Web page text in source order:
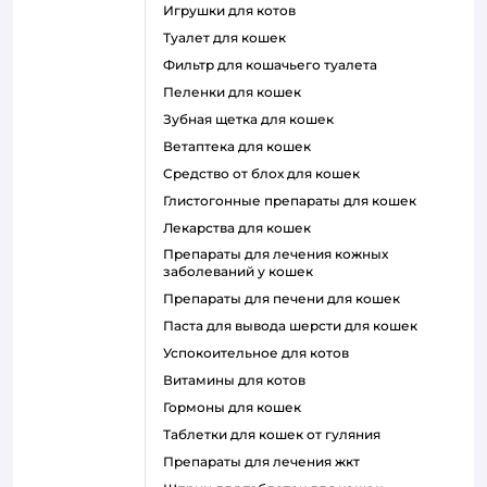
игрушки для котов
туалет для кошек
фильтр для кошачьего туалета
пеленки для кошек
зубная щетка для кошек
ветаптека для кошек
средство от блох для кошек
глистогонные препараты для кошек
лекарства для кошек
препараты для лечения кожных
заболеваний у кошек
препараты для печени для кошек
паста для вывода шерсти для кошек
успокоительное для котов
витамины для котов
гормоны для кошек
таблетки для кошек от гуляния
препараты для лечения жкт